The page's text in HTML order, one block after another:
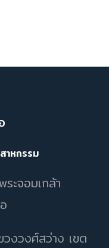
าหกรรม
ะจอมเกล้า
งวงศ์สว่าง เขต